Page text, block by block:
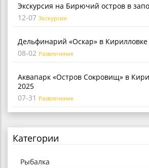
Экскурсия на Бирючий остров в
12-07 Экскурсии
Дельфинарий «Оскар» в
08-02 Развлечение
Аквапарк «Остров Сокровищ» в
2025
07-31 Развлечение
Категории
Рыбалка